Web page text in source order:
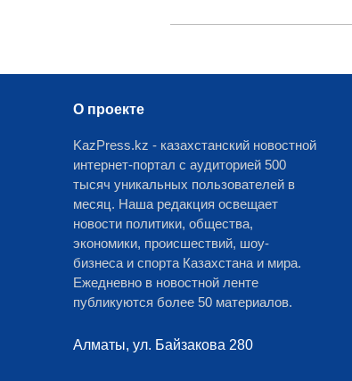
О проекте
KazPress.kz - казахстанский новостной
интернет-портал с аудиторией 500
тысяч уникальных пользователей в
месяц. Наша редакция освещает
новости политики, общества,
экономики, происшествий, шоу-
бизнеса и спорта Казахстана и мира.
Ежедневно в новостной ленте
публикуются более 50 материалов.
Алматы, ул. Байзакова 280